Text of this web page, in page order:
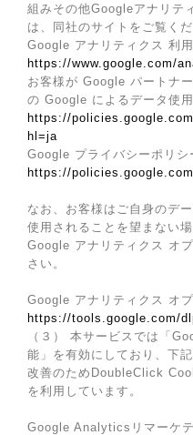
組みその他Googleアナリテ
は、同社のサイトをご覧くだ
Google アナリティクス 利用
https://www.google.com/
お客様が Google パートナ
の Google によるデータ使用
https://
hl=ja
Google プライバシーポリシ
https://
なお、お客様はご自身のデ
使用されることを望まない
Google アナリティクス オ
さい。
Google アナリティクス オ
https://tools.google.com/
（３） 本サービスでは「
能」を有効にしており、下
改善のためDoubleClick
を利用しています。
Google Analyticsリマーケ